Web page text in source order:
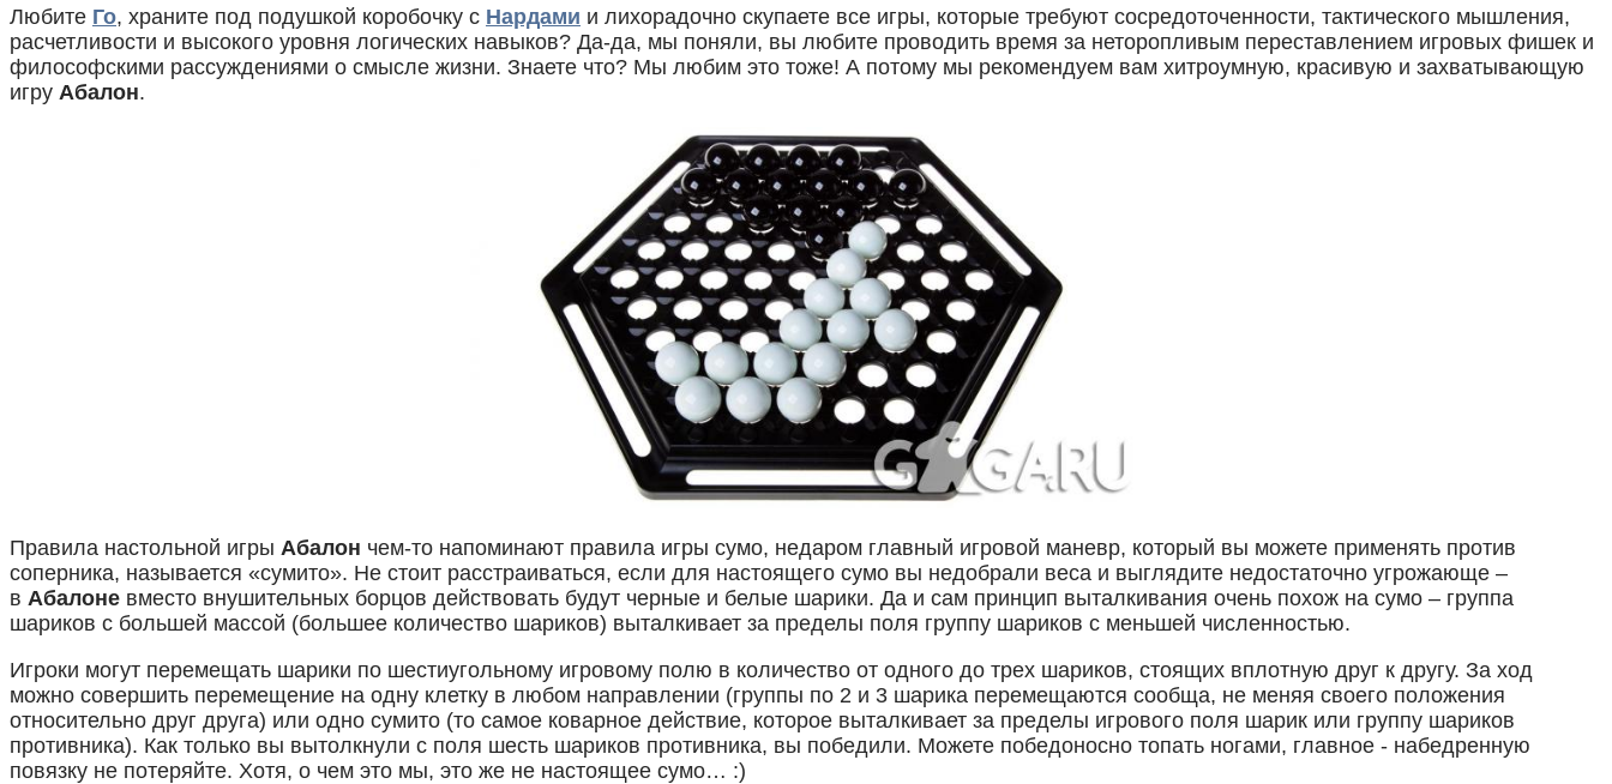
Любите Го, храните под подушкой коробочку с Нардами и лихорадочно скупаете все игры, которые требуют сосредоточенности, тактического мышления,
расчетливости и высокого уровня логических навыков? Да-да, мы поняли, вы любите проводить время за неторопливым переставлением игровых фишек и
философскими рассуждениями о смысле жизни. Знаете что? Мы любим это тоже! А потому мы рекомендуем вам хитроумную, красивую и захватывающую
игру Абалон.
Правила настольной игры Абалон чем-то напоминают правила игры сумо, недаром главный игровой маневр, который вы можете применять против
соперника, называется «сумито». Не стоит расстраиваться, если для настоящего сумо вы недобрали веса и выглядите недостаточно угрожающе –
в Абалоне вместо внушительных борцов действовать будут черные и белые шарики. Да и сам принцип выталкивания очень похож на сумо – группа
шариков с большей массой (большее количество шариков) выталкивает за пределы поля группу шариков с меньшей численностью.
Игроки могут перемещать шарики по шестиугольному игровому полю в количество от одного до трех шариков, стоящих вплотную друг к другу. За ход
можно совершить перемещение на одну клетку в любом направлении (группы по 2 и 3 шарика перемещаются сообща, не меняя своего положения
относительно друг друга) или одно сумито (то самое коварное действие, которое выталкивает за пределы игрового поля шарик или группу шариков
противника). Как только вы вытолкнули с поля шесть шариков противника, вы победили. Можете победоносно топать ногами, главное - набедренную
повязку не потеряйте. Хотя, о чем это мы, это же не настоящее сумо… :)